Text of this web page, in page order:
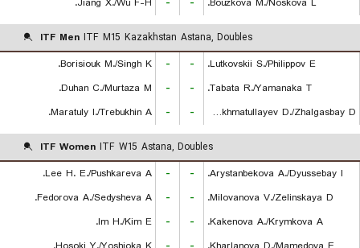
ITF Men ITF M15 Kazakhstan Astana, Doubles
Borisiouk M./Singh K.
- -
Lutkovskii S./Philippov E.
Duhan C./Murtaza M.
- -
Tabata R./Yamanaka T.
Maratuly I./Trebukhin A.
- - Rakhmatullayev D./Zhalgasbay D.
ITF Women ITF W15 Astana, Doubles
Lee H. E./Pushkareva A.
- -
Arystanbekova A./Dyussebay I.
Fedorova A./Sedysheva A.
- -
Milovanova V./Zelinskaya D.
Im H./Kim E.
- -
Kakenova A./Krymkova A.